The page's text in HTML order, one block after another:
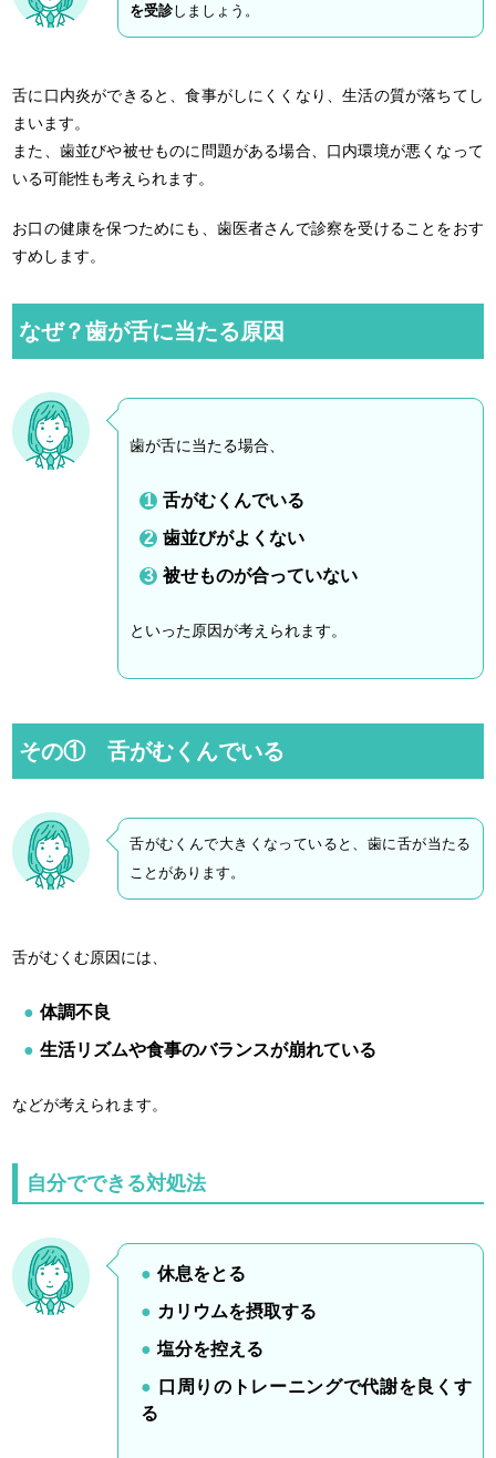
を受診しましょう。
舌に口内炎ができると、食事がしにくくなり、生活の質が落ちてし
まいます。
また、歯並びや被せものに問題がある場合、口内環境が悪くなって
いる可能性も考えられます。
お口の健康を保つためにも、歯医者さんで診察を受けることをおす
すめします。
なぜ？歯が舌に当たる原因
歯が舌に当たる場合、
舌がむくんでいる
歯並びがよくない
被せものが合っていない
といった原因が考えられます。
その① 舌がむくんでいる
舌がむくんで大きくなっていると、歯に舌が当たる
ことがあります。
舌がむくむ原因には、
体調不良
生活リズムや食事のバランスが崩れている
などが考えられます。
自分でできる対処法
休息をとる
カリウムを摂取する
塩分を控える
口周りのトレーニングで代謝を良くす
る